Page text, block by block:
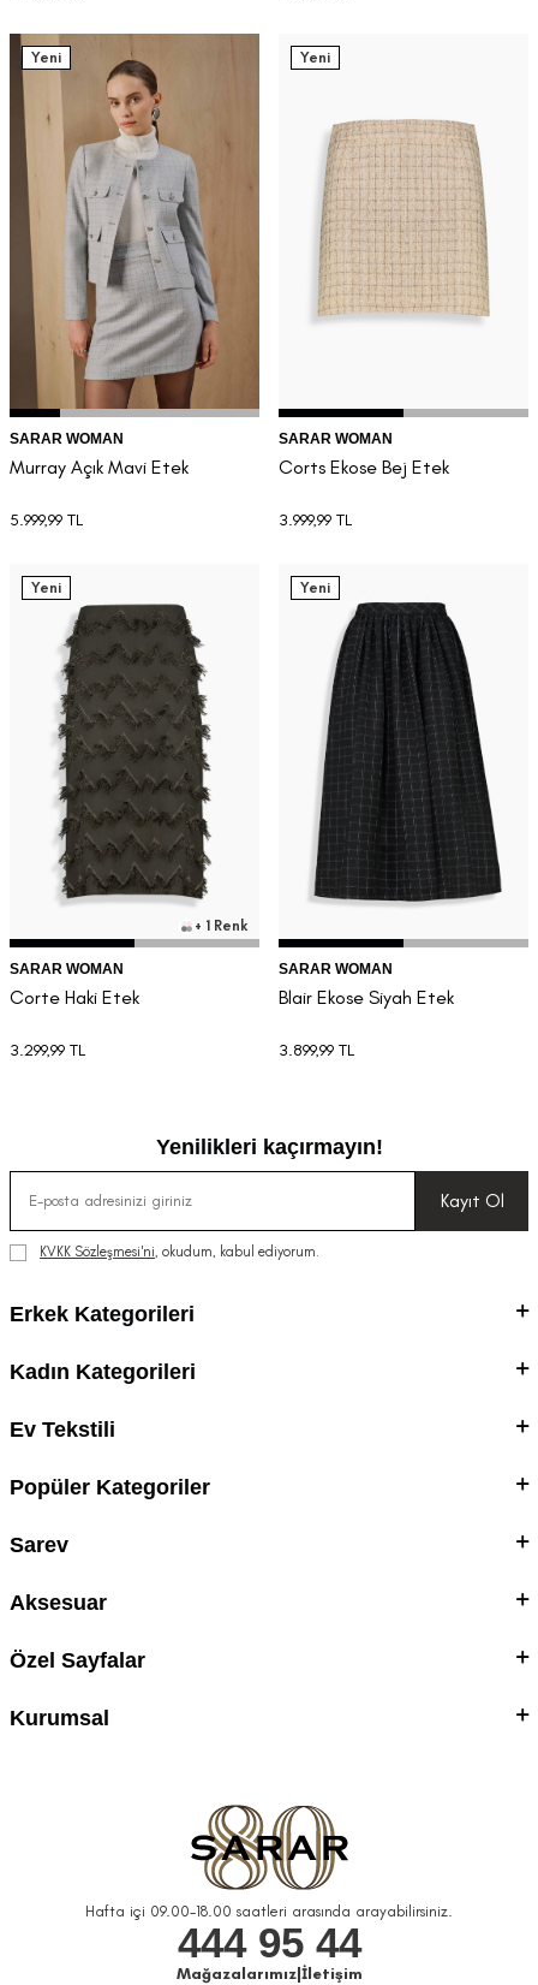
Yeni
SARAR WOMAN
Murray Açık Mavi Etek
5.999,99 TL
Yeni
SARAR WOMAN
Corts Ekose Bej Etek
3.999,99 TL
Yeni
+ 1 Renk
SARAR WOMAN
Corte Haki Etek
3.299,99 TL
Yeni
SARAR WOMAN
Blair Ekose Siyah Etek
3.899,99 TL
Yenilikleri kaçırmayın!
Kayıt Ol
KVKK Sözleşmesi'ni, okudum, kabul ediyorum.
Erkek Kategorileri
Kadın Kategorileri
Ev Tekstili
Popüler Kategoriler
Sarev
Aksesuar
Özel Sayfalar
Kurumsal
Hafta içi 09.00-18.00 saatleri arasında arayabilirsiniz.
444 95 44
Mağazalarımız| İletişim